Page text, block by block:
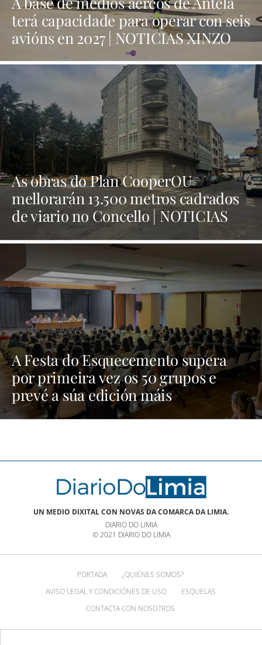
terá capacidade para operar con seis
avións en 2027 | NOTICIAS XINZO
As obras do Plan CooperOU
mellorarán 13.500 metros cadrados
de viario no Concello | NOTICIAS
A Festa do Esquecemento supera
por primeira vez os 50 grupos e
prevé a súa edición máis
multitudinaria | NOTICIAS XINZO
UN MEDIO DIXITAL CON NOVAS DA COMARCA DA LIMIA.
DIARIO DO LIMIA
© 2021 DIARIO DO LIMIA
PORTADA
¿QUIÉNES SOMOS?
AVISO LEGAL Y CONDICIÓNES DE USO
ESQUELAS
CONTACTA CON NOSOTROS